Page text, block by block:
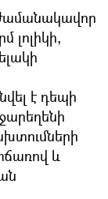
է դեպի
և